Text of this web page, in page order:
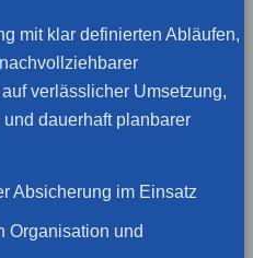
mit klar definierten Abläufen,
verlässlicher Umsetzung,
dauerhaft planbarer
Absicherung im Einsatz
Organisation und